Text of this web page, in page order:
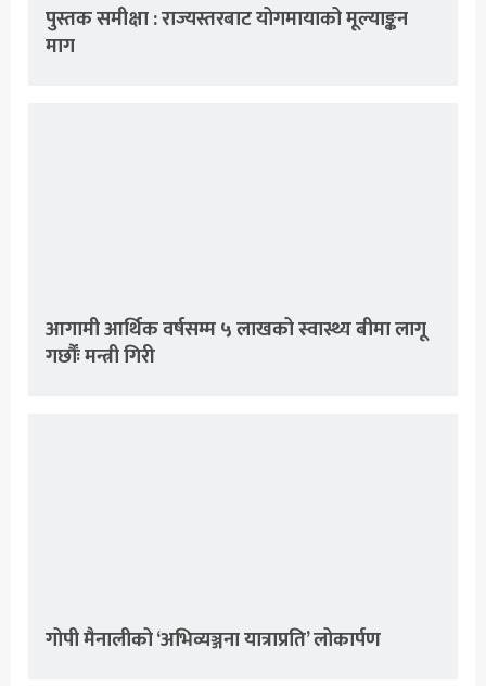
पुस्तक समीक्षा : राज्यस्तरबाट योगमायाको मूल्याङ्कन
माग
आगामी आर्थिक वर्षसम्म ५ लाखको स्वास्थ्य बीमा लागू
गर्छौंः मन्त्री गिरी
गोपी मैनालीको ‘अभिव्यञ्जना यात्राप्रति’ लोकार्पण